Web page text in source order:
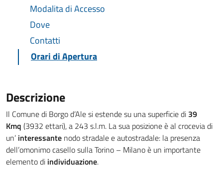
Modalita di Accesso
Dove
Contatti
Orari di Apertura
Descrizione
Il Comune di Borgo d’Ale si estende su una superficie di 39
Kmq (3932 ettari), a 243 s.l.m. La sua posizione è al crocevia di
un’ interessante nodo stradale e autostradale: la presenza
dell’omonimo casello sulla Torino – Milano è un importante
elemento di individuazione.